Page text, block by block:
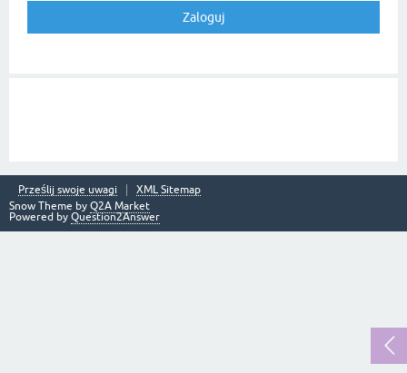
Prześlij swoje uwagi
XML Sitemap
Snow Theme by Q2A Market
Powered by Question2Answer